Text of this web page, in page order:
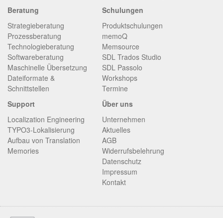
Beratung
Strategieberatung
Prozessberatung
Technologieberatung
Softwareberatung
Maschinelle Übersetzung
Dateiformate &
Schnittstellen
Schulungen
Produktschulungen
memoQ
Memsource
SDL Trados Studio
SDL Passolo
Workshops
Termine
Support
Localization Engineering
TYPO3-Lokalisierung
Aufbau von Translation
Memories
Über uns
Unternehmen
Aktuelles
AGB
Widerrufsbelehrung
Datenschutz
Impressum
Kontakt